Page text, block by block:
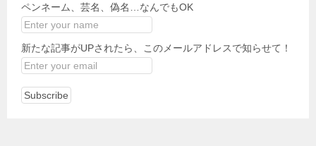
ペンネーム、芸名、偽名…なんでもOK
新たな記事がUPされたら、このメールアドレスで知らせて！